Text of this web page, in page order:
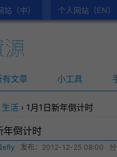
站（中） 个人网站（EN）
有文章 小工具
生活 › 1月1日新年倒计时
年倒计时
efly 发布： 2012-12-25 08:00 分